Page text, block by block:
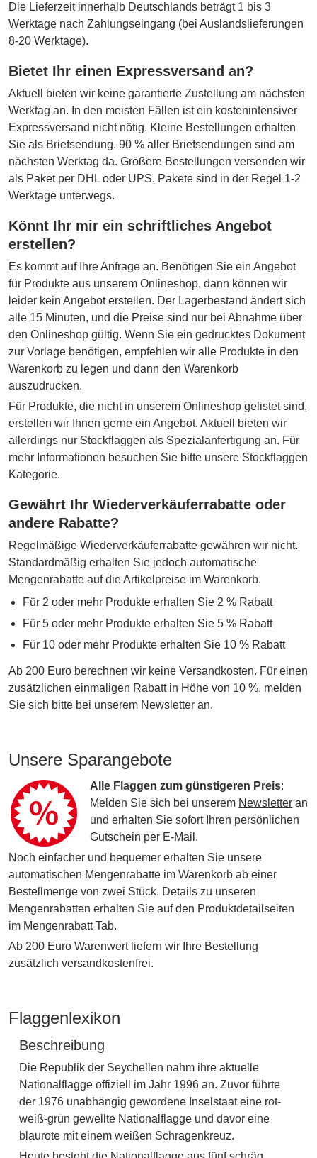
Die Lieferzeit innerhalb Deutschlands beträgt 1 bis 3
Werktage nach Zahlungseingang (bei Auslandslieferungen
8-20 Werktage).
Bietet Ihr einen Expressversand an?
Aktuell bieten wir keine garantierte Zustellung am nächsten
Werktag an. In den meisten Fällen ist ein kostenintensiver
Expressversand nicht nötig. Kleine Bestellungen erhalten
Sie als Briefsendung. 90 % aller Briefsendungen sind am
nächsten Werktag da. Größere Bestellungen versenden wir
als Paket per DHL oder UPS. Pakete sind in der Regel 1-2
Werktage unterwegs.
Könnt Ihr mir ein schriftliches Angebot
erstellen?
Es kommt auf Ihre Anfrage an. Benötigen Sie ein Angebot
für Produkte aus unserem Onlineshop, dann können wir
leider kein Angebot erstellen. Der Lagerbestand ändert sich
alle 15 Minuten, und die Preise sind nur bei Abnahme über
den Onlineshop gültig. Wenn Sie ein gedrucktes Dokument
zur Vorlage benötigen, empfehlen wir alle Produkte in den
Warenkorb zu legen und dann den Warenkorb
auszudrucken.
Für Produkte, die nicht in unserem Onlineshop gelistet sind,
erstellen wir Ihnen gerne ein Angebot. Aktuell bieten wir
allerdings nur Stockflaggen als Spezialanfertigung an. Für
mehr Informationen besuchen Sie bitte unsere Stockflaggen
Kategorie.
Gewährt Ihr Wiederverkäuferrabatte oder
andere Rabatte?
Regelmäßige Wiederverkäuferrabatte gewähren wir nicht.
Standardmäßig erhalten Sie jedoch automatische
Mengenrabatte auf die Artikelpreise im Warenkorb.
Für 2 oder mehr Produkte erhalten Sie 2 % Rabatt
Für 5 oder mehr Produkte erhalten Sie 5 % Rabatt
Für 10 oder mehr Produkte erhalten Sie 10 % Rabatt
Ab 200 Euro berechnen wir keine Versandkosten. Für einen
zusätzlichen einmaligen Rabatt in Höhe von 10 %, melden
Sie sich bitte bei unserem Newsletter an.
Unsere Sparangebote
Alle Flaggen zum günstigeren Preis:
Melden Sie sich bei unserem Newsletter an
und erhalten Sie sofort Ihren persönlichen
Gutschein per E-Mail.
Noch einfacher und bequemer erhalten Sie unsere
automatischen Mengenrabatte im Warenkorb ab einer
Bestellmenge von zwei Stück. Details zu unseren
Mengenrabatten erhalten Sie auf den Produktdetailseiten
im Mengenrabatt Tab.
Ab 200 Euro Warenwert liefern wir Ihre Bestellung
zusätzlich versandkostenfrei.
Flaggenlexikon
Beschreibung
Die Republik der Seychellen nahm ihre aktuelle
Nationalflagge offiziell im Jahr 1996 an. Zuvor führte
der 1976 unabhängig gewordene Inselstaat eine rot-
weiß-grün gewellte Nationalflagge und davor eine
blaurote mit einem weißen Schragenkreuz.